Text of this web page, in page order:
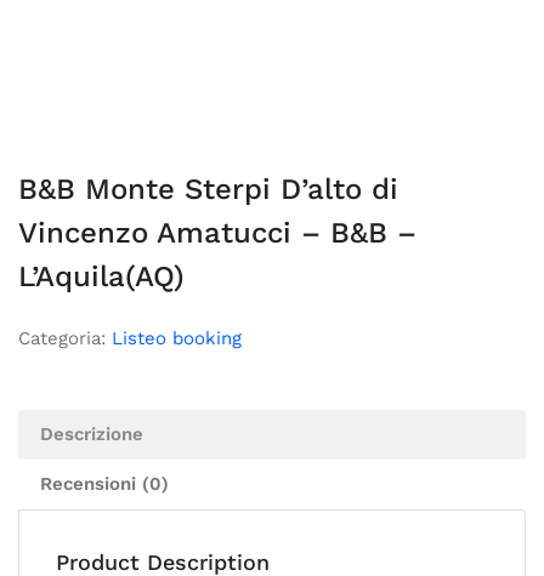
B&B Monte Sterpi D’alto di
Vincenzo Amatucci – B&B –
L’Aquila(AQ)
Categoria: Listeo booking
Descrizione
Recensioni (0)
Product Description